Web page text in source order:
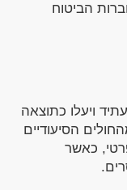
הביטוח
₪ לחודש (סכומים שעתיד ויעלו כתוצאה
שכר המטפלים, תרופות וכו'…), כמו כן הסטטיסטיקה מראה כי 75% מהחולים הסיעודיים
כאשר